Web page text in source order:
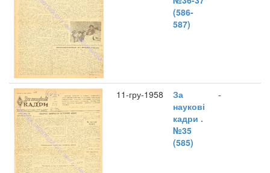
(586-
587)
11-гру-1958
За
наукові
кадри .
№35
(585)
-